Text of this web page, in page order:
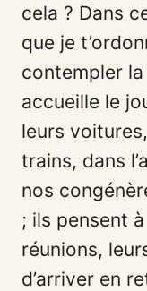
cela ? Dans
que je
contempler
accueille le
leurs
trains, dans
nos
; ils pensent
réunions,
d’arriver en